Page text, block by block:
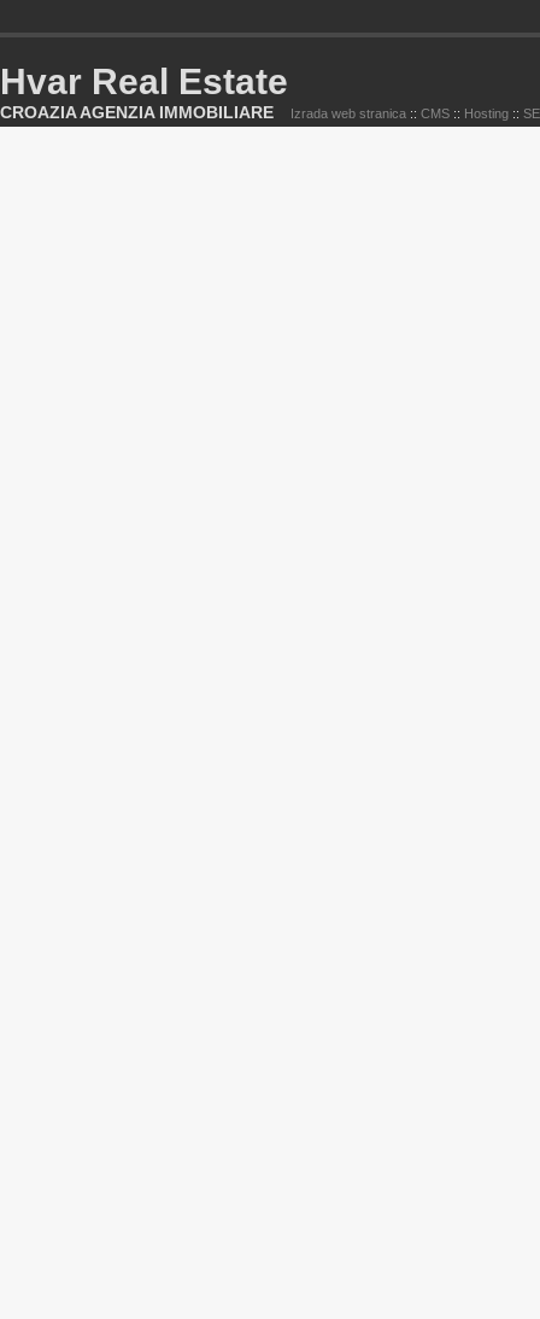
Hvar Real Estate
CROAZIA AGENZIA IMMOBILIARE Izrada web stranica :: CMS :: Hosting ::